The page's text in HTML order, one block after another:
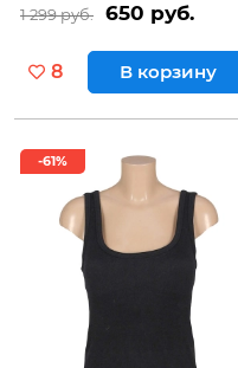
1 299 руб. 650 руб.
8 В корзину
-61%